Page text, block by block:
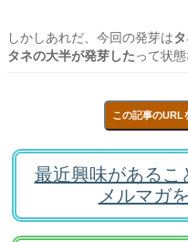
しかしあれだ、今回の発芽は
タネの大半が発芽したって状
この記事のURL
最近興味があるこ
メルマガ